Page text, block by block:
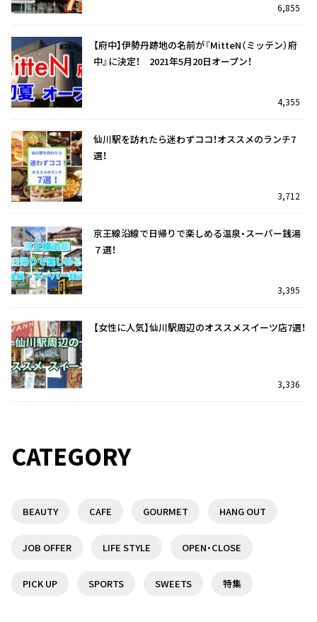
6,855
【府中】伊勢丹跡地の名前が『MitteN（ミッテン）府
中』に決定！ 2021年5月20日オープン！
4,355
仙川駅を訪れたら迷わずココ！オススメのランチ7
選！
3,712
京王線沿線で日帰りで楽しめる温泉・スーパー銭湯
７選！
3,395
【女性に人気】仙川駅周辺のオススメスイーツ店7選！
3,336
調布駅前の複合商業施設『トリエ京王調布』を特集
【閉店情報】トイザらス府中駅前店が３月３１日の営
CATEGORY
BEAUTY CAFE GOURMET HANG OUT
JOB OFFER LIFE STYLE OPEN・CLOSE
PICK UP SPORTS SWEETS 特集